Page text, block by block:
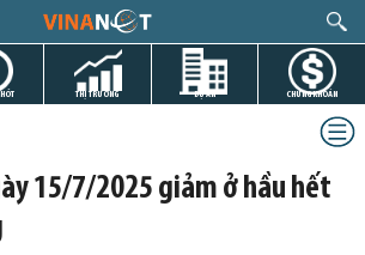
THỊ TRƯỜNG DỰ ÁN CHỨNG KHOÁN
15/7/2025 giảm ở hầu hết